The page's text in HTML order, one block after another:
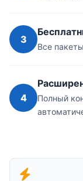
3
Все
4
Полный